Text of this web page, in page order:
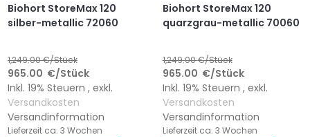
Biohort StoreMax 120
silber-metallic 72060
1,249.00€/Stück
965.00 €/Stück
Inkl. 19% Steuern , exkl.
Versandkosten
Versandinformation
Lieferzeit ca. 3 Wochen
Biohort StoreMax 120
quarzgrau-metallic 70060
1,249.00€/Stück
965.00 €/Stück
Inkl. 19% Steuern , exkl.
Versandkosten
Versandinformation
Lieferzeit ca. 3 Wochen